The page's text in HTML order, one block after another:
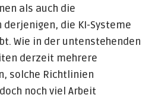
als auch die
die KI-Systeme
Wie in der untenstehenden
derzeit mehrere
solche Richtlinien
noch viel Arbeit